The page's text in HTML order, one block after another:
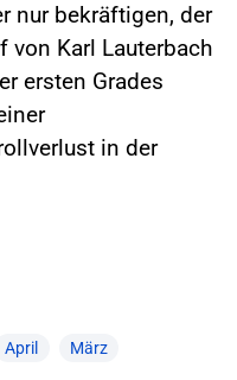
nur bekräftigen, der
von Karl Lauterbach
ersten Grades
in der
April März